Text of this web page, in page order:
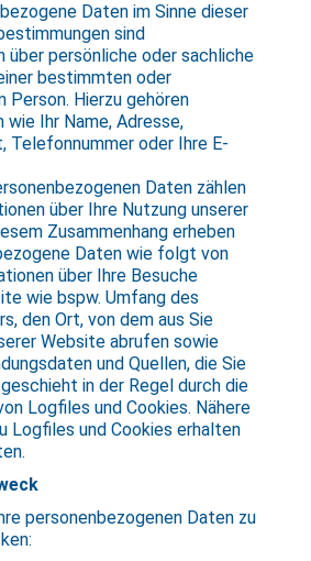
Daten im Sinne dieser
sind
über persönliche oder sachliche
bestimmten oder
Person. Hierzu gehören
wie Ihr Name, Adresse,
Telefonnummer oder Ihre E-
Daten zählen
über Ihre Nutzung unserer
Zusammenhang erheben
Daten wie folgt von
über Ihre Besuche
wie bspw. Umfang des
den Ort, von dem aus Sie
Website abrufen sowie
und Quellen, die Sie
in der Regel durch die
Logfiles und Cookies. Nähere
Logfiles und Cookies erhalten
personenbezogenen Daten zu